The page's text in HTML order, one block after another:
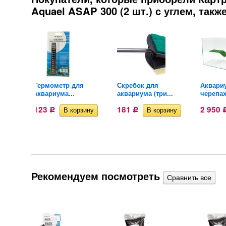
Aquael ASAP 300 (2 шт.) с углем,
Термометр для
аквариума...
123 Р
Скребок для
аквариума (три...
181 Р 2 950
Рекомендуем посмотреть